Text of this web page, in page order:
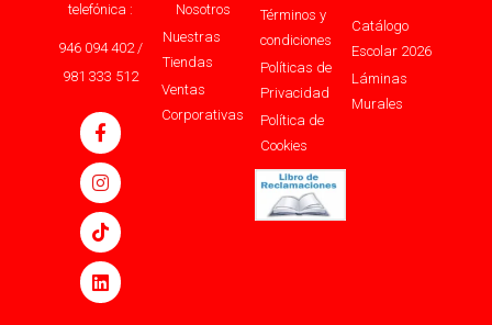
telefónica :
946 094 402 /
981 333 512
Nosotros
Nuestras
Tiendas
Ventas
Corporativas
Términos y
condiciones
Políticas de
Privacidad
Política de
Cookies
Catálogo
Escolar 2026
Láminas
Murales